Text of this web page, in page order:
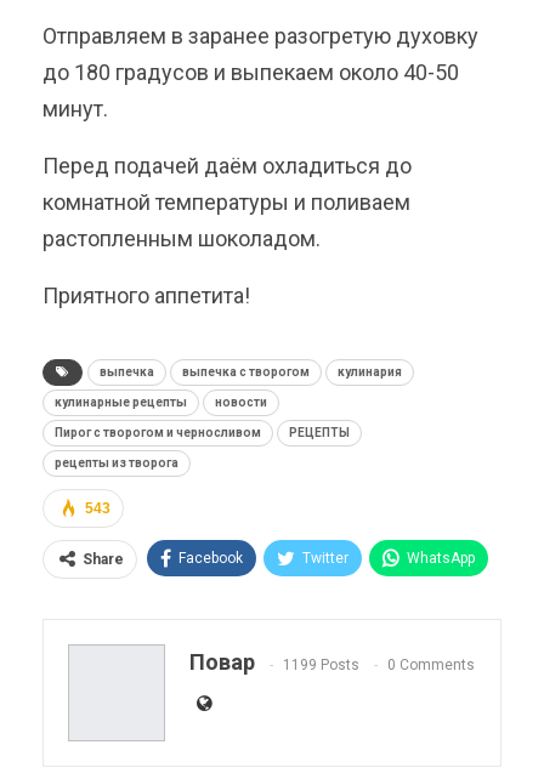
Отправляем в заранее разогретую духовку
до 180 градусов и выпекаем около 40-50
минут.
Перед подачей даём охладиться до
комнатной температуры и поливаем
растопленным шоколадом.
Приятного аппетита!
выпечка выпечка с творогом кулинария
кулинарные рецепты новости
Пирог с творогом и черносливом РЕЦЕПТЫ
рецепты из творога
543
Share Facebook Twitter WhatsApp
Telegram
Linkedin
Повар 1199 Posts 0 Comments